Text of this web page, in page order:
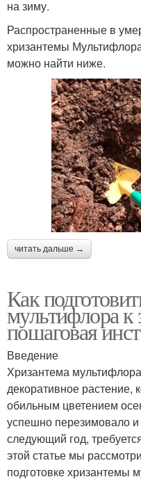
на зиму.
Распространенные в
хризантемы
можно найти ниже.
читать дальше →
Как
мультифлора к
пошаговая
Введение
Хризантема
декоративное растение,
обильным цветением
успешно перезимовало
следующий год,
этой статье мы
подготовке хризантемы